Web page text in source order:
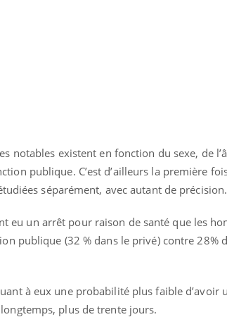
notables existent en fonction du sexe, de
publique. C’est d’ailleurs la première
séparément, avec autant de précision.
eu un arrêt pour raison de santé que les
publique (32 % dans le privé) contre 28%
à eux une probabilité plus faible d’avoir
plus de trente jours.
Ramadan 2026
approche, et, pour de
Un «
faciliter